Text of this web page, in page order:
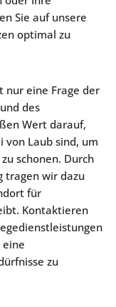
Sie auf unsere
optimal zu
nur eine Frage der
des
Wert darauf,
von Laub sind, um
schonen. Durch
tragen wir dazu
für
Kontaktieren
eine
zu